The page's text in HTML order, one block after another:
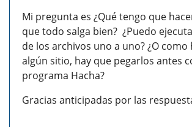
Mi pregunta es ¿Qué tengo que
que todo salga bien? ¿Puedo
de los archivos uno a uno? ¿O como
algún sitio, hay que pegarlos antes
programa Hacha?
Gracias anticipadas por las